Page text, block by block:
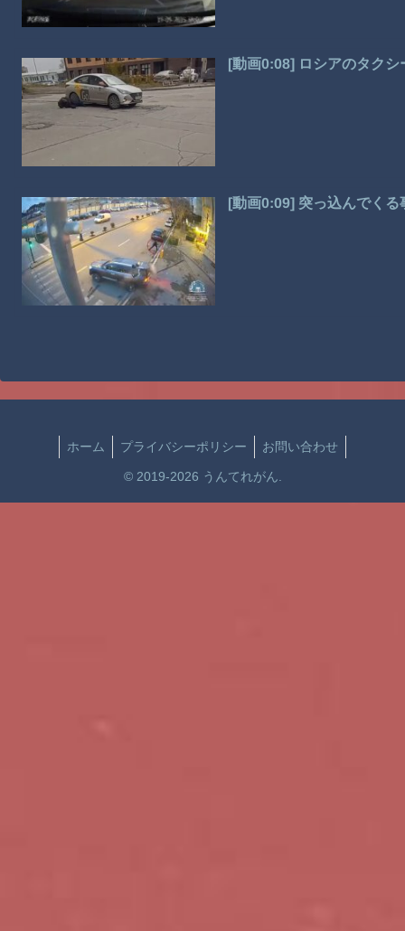
[動画0:08] ロシアのタク
[動画0:09] 突っ込んでく
ホーム プライバシーポリシー お問い合わせ
© 2019-2026 うんてれがん.